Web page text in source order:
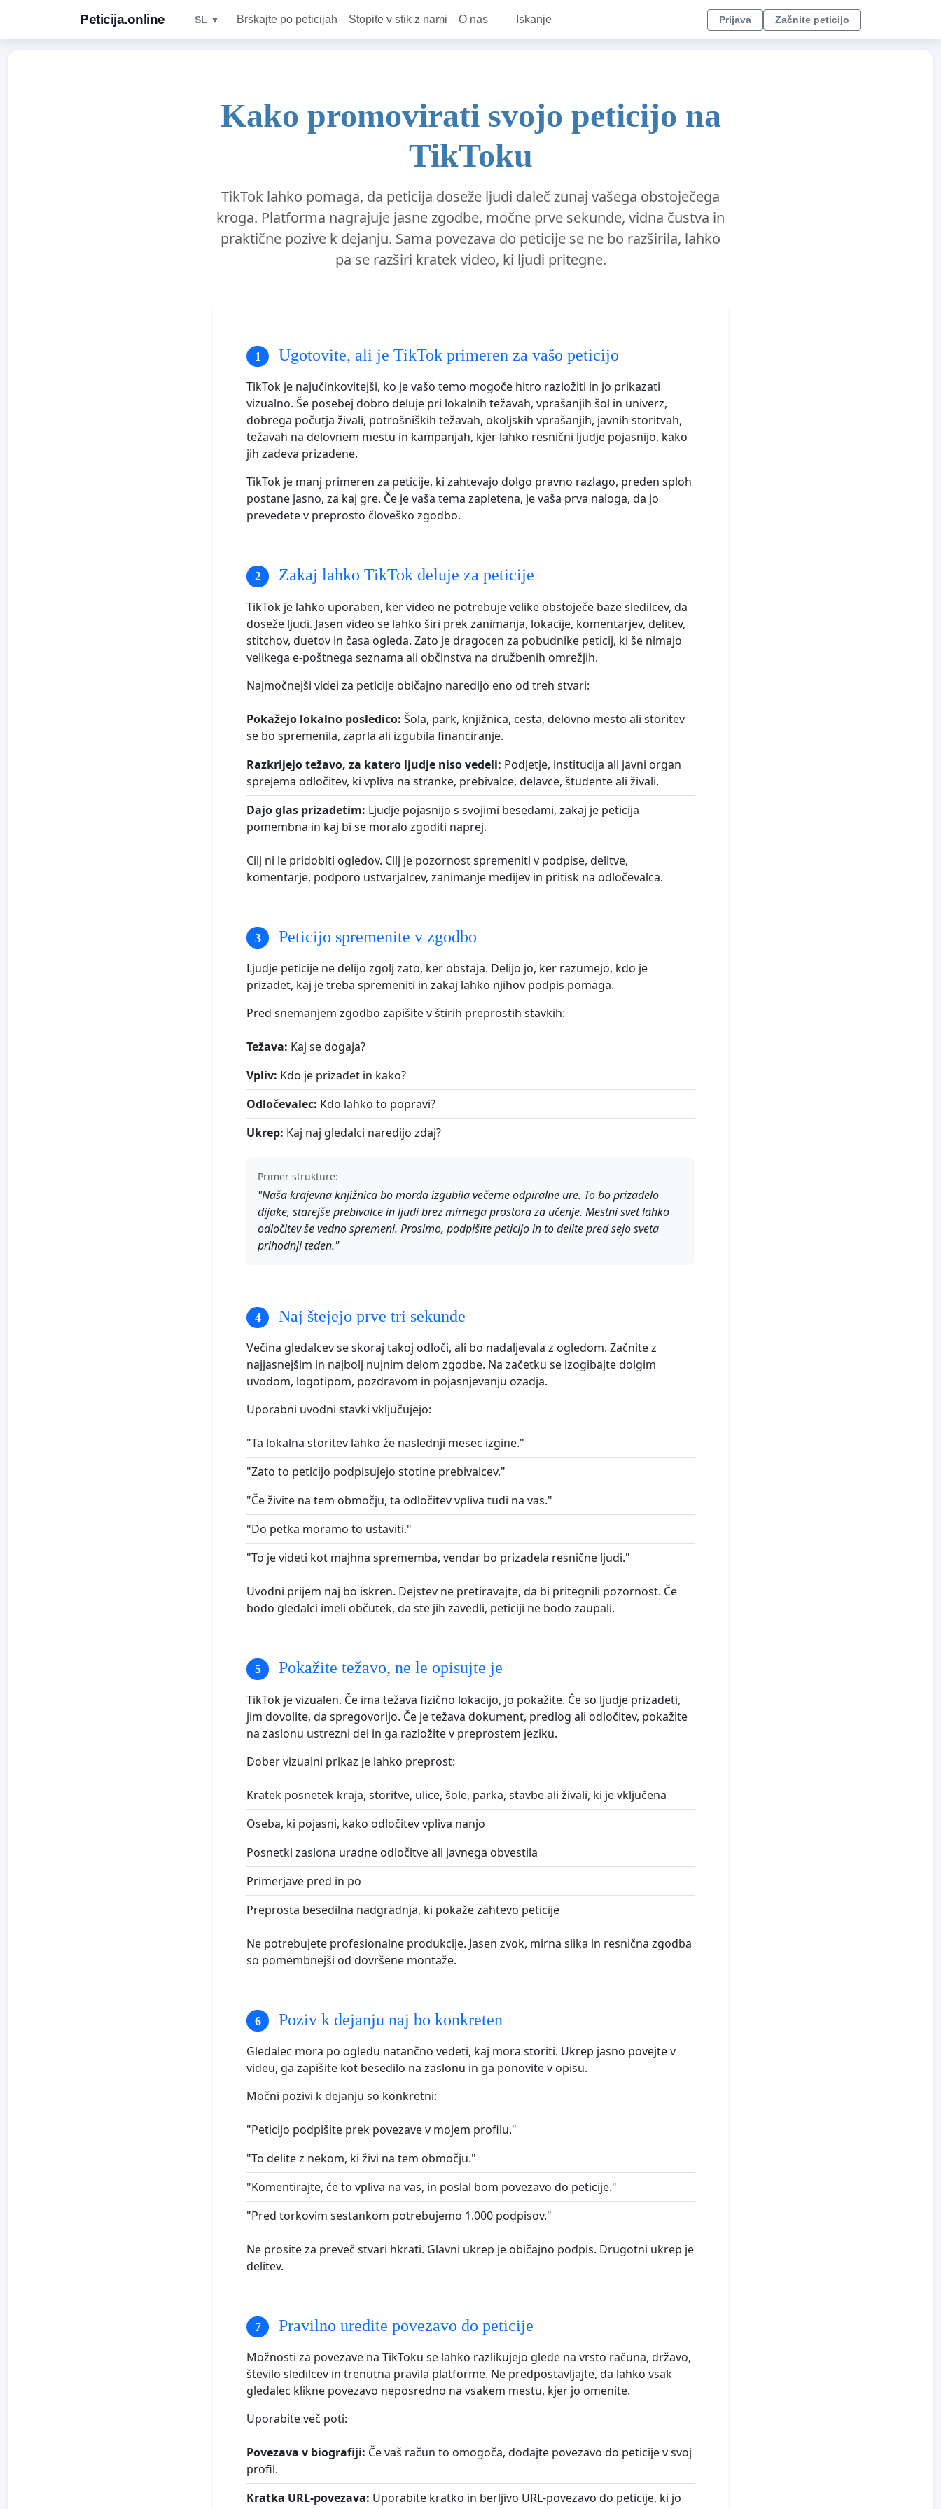
Peticija.online SL ▼ Brskajte po peticijah Stopite v stik z nami O nas Iskanje Prijava Začnite peticijo
Kako promovirati svojo peticijo na
TikToku
TikTok lahko pomaga, da peticija doseže ljudi daleč zunaj vašega obstoječega
kroga. Platforma nagrajuje jasne zgodbe, močne prve sekunde, vidna čustva in
praktične pozive k dejanju. Sama povezava do peticije se ne bo razširila, lahko
pa se razširi kratek video, ki ljudi pritegne.
Ugotovite, ali je TikTok primeren za vašo peticijo
TikTok je najučinkovitejši, ko je vašo temo mogoče hitro razložiti in jo prikazati
vizualno. Še posebej dobro deluje pri lokalnih težavah, vprašanjih šol in univerz,
dobrega počutja živali, potrošniških težavah, okoljskih vprašanjih, javnih storitvah,
težavah na delovnem mestu in kampanjah, kjer lahko resnični ljudje pojasnijo, kako
jih zadeva prizadene.
TikTok je manj primeren za peticije, ki zahtevajo dolgo pravno razlago, preden sploh
postane jasno, za kaj gre. Če je vaša tema zapletena, je vaša prva naloga, da jo
prevedete v preprosto človeško zgodbo.
Zakaj lahko TikTok deluje za peticije
TikTok je lahko uporaben, ker video ne potrebuje velike obstoječe baze sledilcev, da
doseže ljudi. Jasen video se lahko širi prek zanimanja, lokacije, komentarjev, delitev,
stitchov, duetov in časa ogleda. Zato je dragocen za pobudnike peticij, ki še nimajo
velikega e-poštnega seznama ali občinstva na družbenih omrežjih.
Najmočnejši videi za peticije običajno naredijo eno od treh stvari:
Pokažejo lokalno posledico: Šola, park, knjižnica, cesta, delovno mesto ali storitev
se bo spremenila, zaprla ali izgubila financiranje.
Razkrijejo težavo, za katero ljudje niso vedeli: Podjetje, institucija ali javni organ
sprejema odločitev, ki vpliva na stranke, prebivalce, delavce, študente ali živali.
Dajo glas prizadetim: Ljudje pojasnijo s svojimi besedami, zakaj je peticija
pomembna in kaj bi se moralo zgoditi naprej.
Cilj ni le pridobiti ogledov. Cilj je pozornost spremeniti v podpise, delitve,
komentarje, podporo ustvarjalcev, zanimanje medijev in pritisk na odločevalca.
Peticijo spremenite v zgodbo
Ljudje peticije ne delijo zgolj zato, ker obstaja. Delijo jo, ker razumejo, kdo je
prizadet, kaj je treba spremeniti in zakaj lahko njihov podpis pomaga.
Pred snemanjem zgodbo zapišite v štirih preprostih stavkih:
Težava: Kaj se dogaja?
Vpliv: Kdo je prizadet in kako?
Odločevalec: Kdo lahko to popravi?
Ukrep: Kaj naj gledalci naredijo zdaj?
Primer strukture:
"Naša krajevna knjižnica bo morda izgubila večerne odpiralne ure. To bo prizadelo
dijake, starejše prebivalce in ljudi brez mirnega prostora za učenje. Mestni svet lahko
odločitev še vedno spremeni. Prosimo, podpišite peticijo in to delite pred sejo sveta
prihodnji teden."
Naj štejejo prve tri sekunde
Večina gledalcev se skoraj takoj odloči, ali bo nadaljevala z ogledom. Začnite z
najjasnejšim in najbolj nujnim delom zgodbe. Na začetku se izogibajte dolgim
uvodom, logotipom, pozdravom in pojasnjevanju ozadja.
Uporabni uvodni stavki vključujejo:
"Ta lokalna storitev lahko že naslednji mesec izgine."
"Zato to peticijo podpisujejo stotine prebivalcev."
"Če živite na tem območju, ta odločitev vpliva tudi na vas."
"Do petka moramo to ustaviti."
"To je videti kot majhna sprememba, vendar bo prizadela resnične ljudi."
Uvodni prijem naj bo iskren. Dejstev ne pretiravajte, da bi pritegnili pozornost. Če
bodo gledalci imeli občutek, da ste jih zavedli, peticiji ne bodo zaupali.
Pokažite težavo, ne le opisujte je
TikTok je vizualen. Če ima težava fizično lokacijo, jo pokažite. Če so ljudje prizadeti,
jim dovolite, da spregovorijo. Če je težava dokument, predlog ali odločitev, pokažite
na zaslonu ustrezni del in ga razložite v preprostem jeziku.
Dober vizualni prikaz je lahko preprost:
Kratek posnetek kraja, storitve, ulice, šole, parka, stavbe ali živali, ki je vključena
Oseba, ki pojasni, kako odločitev vpliva nanjo
Posnetki zaslona uradne odločitve ali javnega obvestila
Primerjave pred in po
Preprosta besedilna nadgradnja, ki pokaže zahtevo peticije
Ne potrebujete profesionalne produkcije. Jasen zvok, mirna slika in resnična zgodba
so pomembnejši od dovršene montaže.
Poziv k dejanju naj bo konkreten
Gledalec mora po ogledu natančno vedeti, kaj mora storiti. Ukrep jasno povejte v
videu, ga zapišite kot besedilo na zaslonu in ga ponovite v opisu.
Močni pozivi k dejanju so konkretni:
"Peticijo podpišite prek povezave v mojem profilu."
"To delite z nekom, ki živi na tem območju."
"Komentirajte, če to vpliva na vas, in poslal bom povezavo do peticije."
"Pred torkovim sestankom potrebujemo 1.000 podpisov."
Ne prosite za preveč stvari hkrati. Glavni ukrep je običajno podpis. Drugotni ukrep je
delitev.
Pravilno uredite povezavo do peticije
Možnosti za povezave na TikToku se lahko razlikujejo glede na vrsto računa, državo,
število sledilcev in trenutna pravila platforme. Ne predpostavljajte, da lahko vsak
gledalec klikne povezavo neposredno na vsakem mestu, kjer jo omenite.
Uporabite več poti:
Povezava v biografiji: Če vaš račun to omogoča, dodajte povezavo do peticije v svoj
profil.
Kratka URL-povezava: Uporabite kratko in berljivo URL-povezavo do peticije, ki jo